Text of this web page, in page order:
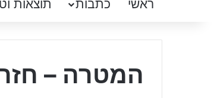
ראשי כתבות תוצאות
המטרה –